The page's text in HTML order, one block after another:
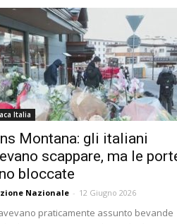
Italia
Montana: gli italiani
scappare, ma le
bloccate
Nazionale - 12 Giugno 2026
praticamente assunto bevande